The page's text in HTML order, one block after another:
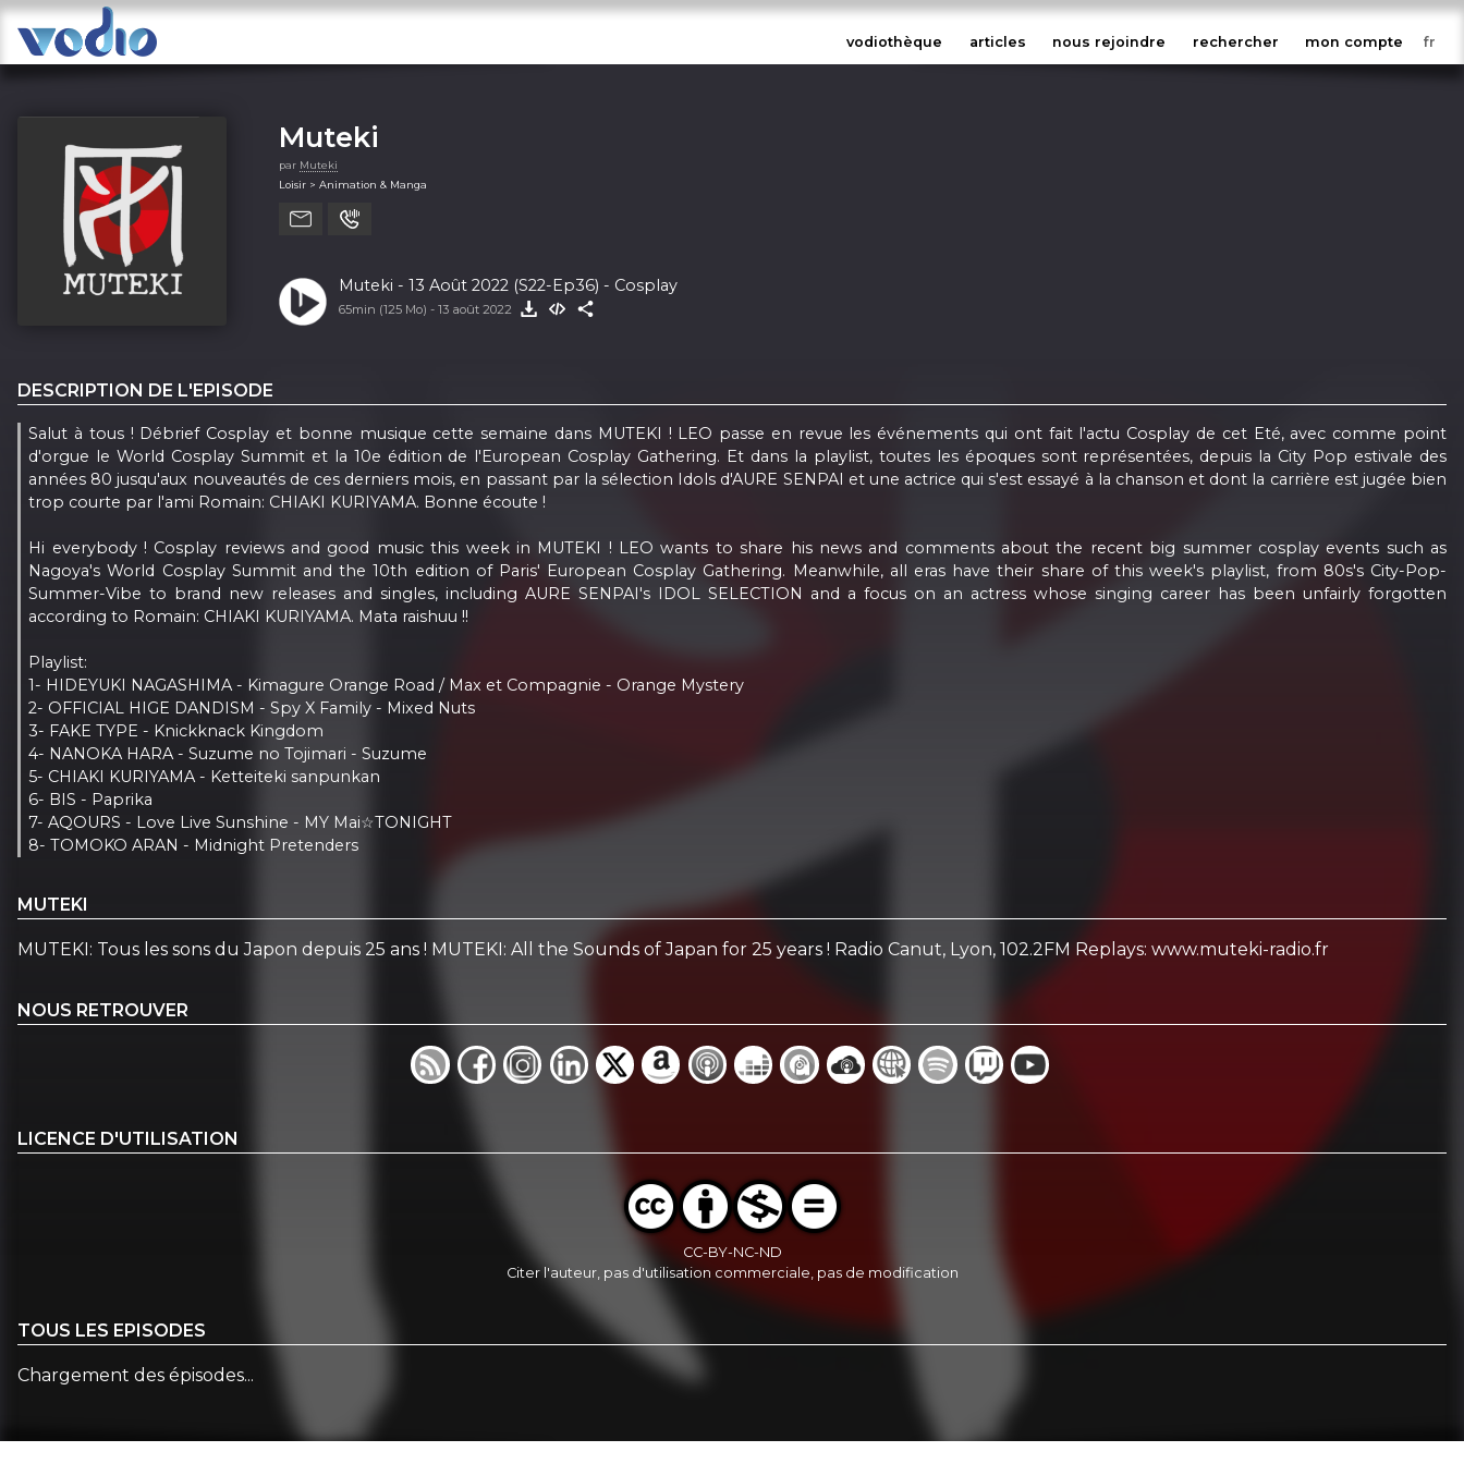
vodiothèque articles nous rejoindre rechercher mon compte
Muteki
par Muteki
Loisir > Animation & Manga
Muteki - 13 Août 2022 (S22-Ep36) - Cosplay
65min (125 Mo) - 13 août 2022
DESCRIPTION DE L'EPISODE
Salut à tous ! Débrief Cosplay et bonne musique cette semaine dans MUTEKI ! LEO passe en revue les événements qui ont fait l'actu Cosplay de cet Eté, avec comme point
d'orgue le World Cosplay Summit et la 10e édition de l'European Cosplay Gathering. Et dans la playlist, toutes les époques sont représentées, depuis la City Pop estivale des
années 80 jusqu'aux nouveautés de ces derniers mois, en passant par la sélection Idols d'AURE SENPAI et une actrice qui s'est essayé à la chanson et dont la carrière est jugée bien
trop courte par l'ami Romain: CHIAKI KURIYAMA. Bonne écoute !
Hi everybody ! Cosplay reviews and good music this week in MUTEKI ! LEO wants to share his news and comments about the recent big summer cosplay events such as
Nagoya's World Cosplay Summit and the 10th edition of Paris' European Cosplay Gathering. Meanwhile, all eras have their share of this week's playlist, from 80s's City-Pop-
Summer-Vibe to brand new releases and singles, including AURE SENPAI's IDOL SELECTION and a focus on an actress whose singing career has been unfairly forgotten
according to Romain: CHIAKI KURIYAMA. Mata raishuu !!
Playlist:
1- HIDEYUKI NAGASHIMA - Kimagure Orange Road / Max et Compagnie - Orange Mystery
2- OFFICIAL HIGE DANDISM - Spy X Family - Mixed Nuts
3- FAKE TYPE - Knickknack Kingdom
4- NANOKA HARA - Suzume no Tojimari - Suzume
5- CHIAKI KURIYAMA - Ketteiteki sanpunkan
6- BIS - Paprika
7- AQOURS - Love Live Sunshine - MY Mai☆TONIGHT
8- TOMOKO ARAN - Midnight Pretenders
MUTEKI
MUTEKI: Tous les sons du Japon depuis 25 ans ! MUTEKI: All the Sounds of Japan for 25 years ! Radio Canut, Lyon, 102.2FM Replays: www.muteki-radio.fr
NOUS RETROUVER
LICENCE D'UTILISATION
CC-BY-NC-ND
Citer l'auteur, pas d'utilisation commerciale, pas de modification
TOUS LES EPISODES
Chargement des épisodes...